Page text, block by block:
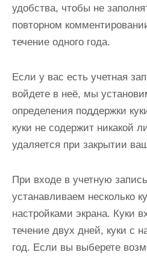
удобства, чтобы не
повторном
течение одного года.
Если у вас есть учетная
войдете в неё, мы
определения поддержки
куки не содержит никакой
удаляется при закрытии
При входе в учетную
устанавливаем несколько
настройками экрана. Куки
течение двух дней, куки с
год. Если вы выберете